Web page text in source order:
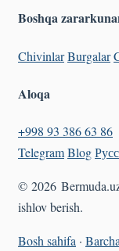
Boshqa
ChivinlarBurgalar
Aloqa
+998 93 386 63 86
TelegramBlog
© 2026
ishlov berish.
Bosh sahifa ·